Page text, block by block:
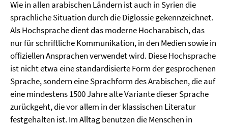
Wie in allen arabischen Ländern ist auch in Syrien die
sprachliche Situation durch die Diglossie gekennzeichnet.
Als Hochsprache dient das moderne Hocharabisch, das
nur für schriftliche Kommunikation, in den Medien sowie in
offiziellen Ansprachen verwendet wird. Diese Hochsprache
ist nicht etwa eine standardisierte Form der gesprochenen
Sprache, sondern eine Sprachform des Arabischen, die auf
eine mindestens 1500 Jahre alte Variante dieser Sprache
zurückgeht, die vor allem in der klassischen Literatur
festgehalten ist. Im Alltag benutzen die Menschen in